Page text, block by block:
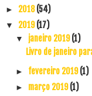
► 2018(54)
▼ 2019(17)
▼ janeiro 2019(1)
Livro de janeiro
► fevereiro 2019(1)
► março 2019(1)